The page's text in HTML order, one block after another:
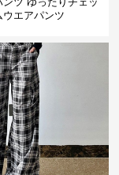
ウエアパンツ